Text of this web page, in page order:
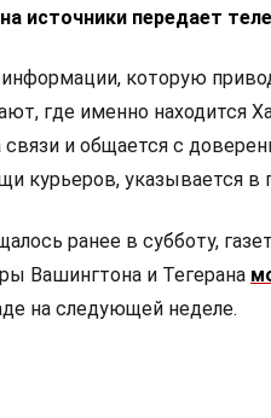
источники передает
информации, которую
где именно находится
связи и общается с
курьеров, указывается в
ранее в субботу,
Вашингтона и Тегерана
на следующей неделе.